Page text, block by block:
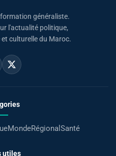
généraliste.
l'actualité politique,
culturelle du Maroc.
MondeRégional Santé
utiles